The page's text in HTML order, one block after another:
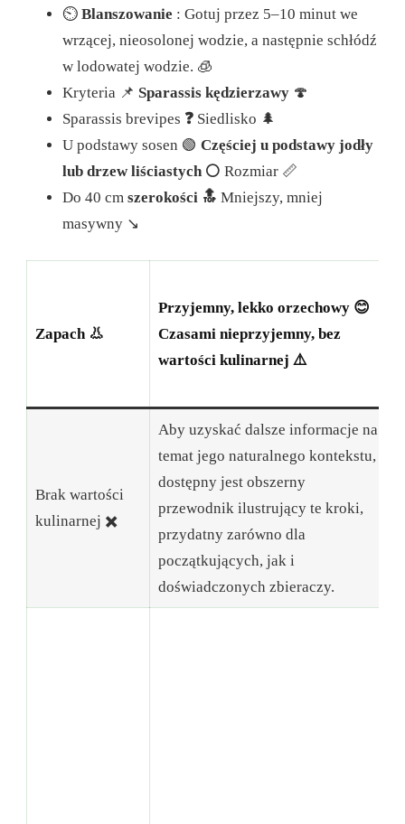
⏲️ Blanszowanie : Gotuj przez 5–10 minut we
wrzącej, nieosolonej wodzie, a następnie schłódź
w lodowatej wodzie. 🧊
Kryteria 📌 Sparassis kędzierzawy 🍄
Sparassis brevipes ❓ Siedlisko 🌲
U podstawy sosen 🟢 Częściej u podstawy jodły
lub drzew liściastych ⚪ Rozmiar 📏
Do 40 cm szerokości 🔝 Mniejszy, mniej
masywny ↘️
Zapach 👃
Przyjemny, lekko orzechowy 😊
Czasami nieprzyjemny, bez
wartości kulinarnej ⚠️
Brak wartości
kulinarnej ✖️
Aby uzyskać dalsze informacje na
temat jego naturalnego kontekstu,
dostępny jest obszerny
przewodnik ilustrujący te kroki,
przydatny zarówno dla
początkujących, jak i
doświadczonych zbieraczy.